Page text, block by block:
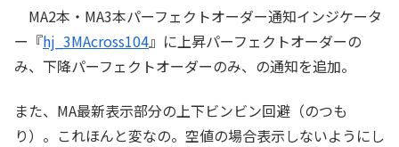
MA2本・MA3本パーフェクトオーダー通知インジケータ
ー『hj_3MAcross104』に上昇パーフェクトオーダーの
み、下降パーフェクトオーダーのみ、の通知を追加。
また、MA最新表示部分の上下ビンビン回避（のつも
り）。これほんと変なの。空値の場合表示しないようにし